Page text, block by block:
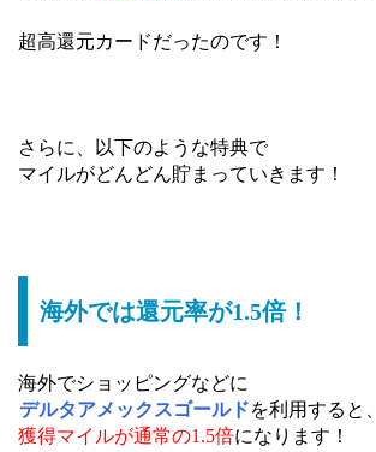
超高還元カードだったのです！
さらに、以下のような特典で
マイルがどんどん貯まっていきます！
海外では還元率が1.5倍！
海外でショッピングなどに
デルタアメックスゴールドを利用すると、
獲得マイルが通常の1.5倍になります！